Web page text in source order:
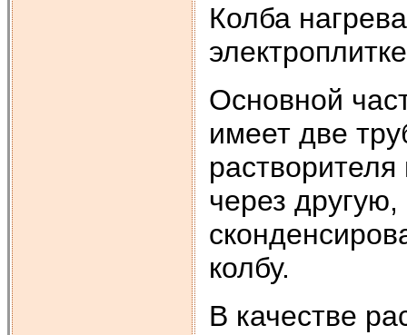
Колба
Основной
имеет две
через
колбу.
В качестве